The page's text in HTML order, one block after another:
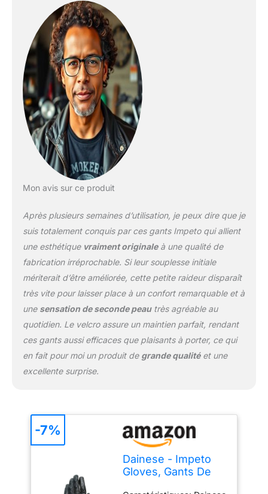
13594/2015 cat. II niveau
1 ; Inserts en
polyuréthane sur les
articulations ; Paume en
cuir de mouton renforcé
Mon avis sur ce produit
Après plusieurs semaines d’utilisation, je peux dire que je
suis totalement conquis par ces gants Impeto qui allient
une esthétique vraiment originaleà une qualité de
fabrication irréprochable. Si leur souplesse initiale
mériterait d’être améliorée, cette petite raideur disparaît
très vite pour laisser place à un confort remarquable et à
une sensation de seconde peautrès agréable au
quotidien. Le velcro assure un maintien parfait, rendant
ces gants aussi efficaces que plaisants à porter, ce qui
en fait pour moi un produit de grande qualitéet une
excellente surprise.
Dainese - Impeto
Gloves, Gants De
-7%